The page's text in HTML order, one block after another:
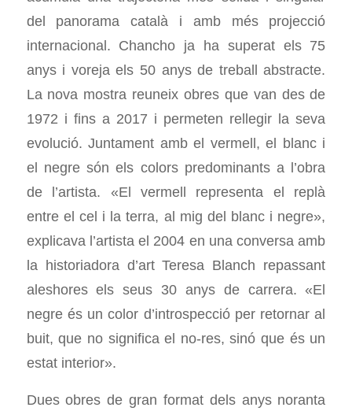
del panorama català i amb més projecció
internacional. Chancho ja ha superat els 75
anys i voreja els 50 anys de treball abstracte.
La nova mostra reuneix obres que van des de
1972 i fins a 2017 i permeten rellegir la seva
evolució. Juntament amb el vermell, el blanc i
el negre són els colors predominants a l’obra
de l’artista. «El vermell representa el replà
entre el cel i la terra, al mig del blanc i negre»,
explicava l’artista el 2004 en una conversa amb
la historiadora d’art Teresa Blanch repassant
aleshores els seus 30 anys de carrera. «El
negre és un color d’introspecció per retornar al
buit, que no significa el no-res, sinó que és un
estat interior».
Dues obres de gran format dels anys noranta